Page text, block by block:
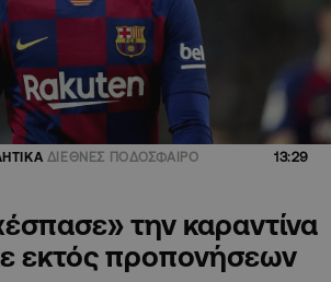
ΔΙΕΘΝΕΣ ΠΟΔΟΣΦΑΙΡΟ 13:29
την καραντίνα
εκτός προπονήσεων